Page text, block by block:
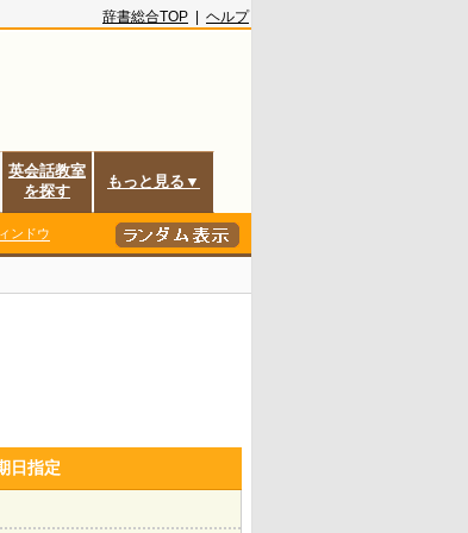
辞書総合TOP ヘルプ
英会話教室
を探す
もっと見る▼
ンドウ
日指定